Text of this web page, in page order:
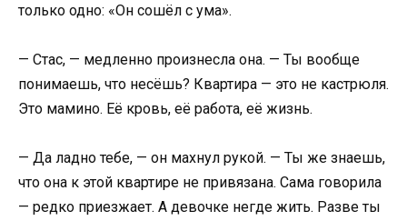
только одно: «Он сошёл с ума».
— Стас, — медленно произнесла она. — Ты вообще
понимаешь, что несёшь? Квартира — это не кастрюля.
Это мамино. Её кровь, её работа, её жизнь.
— Да ладно тебе, — он махнул рукой. — Ты же знаешь,
что она к этой квартире не привязана. Сама говорила
— редко приезжает. А девочке негде жить. Разве ты